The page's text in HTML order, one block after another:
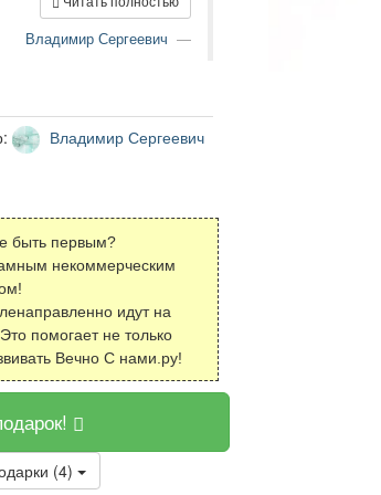
Владимир Сергеевич
Владимир Сергеевич
быть первым?
некоммерческим
идут на
помогает не только
Вечно С нами.ру!
(4)